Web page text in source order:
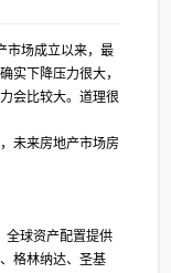
市场成立以来，最
实下降压力很大，
会比较大。道理很
未来房地产市场房
全球资产配置提供
格林纳达、圣基